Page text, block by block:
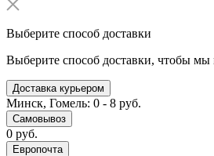
Выберите способ доставки
Выберите способ доставки, чтобы мы
Доставка курьером
Минск, Гомель: 0 - 8 руб.
Самовывоз
0 руб.
Европочта